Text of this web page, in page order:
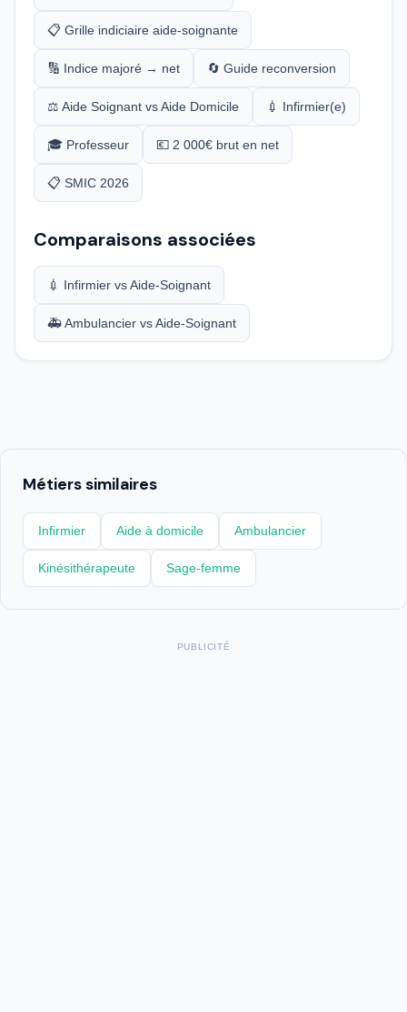
📋 Grille indiciaire aide-soignante
🔢 Indice majoré → net 🔄 Guide reconversion
⚖️ Aide Soignant vs Aide Domicile 💉 Infirmier(e)
🎓 Professeur 💶 2 000€ brut en net
📋 SMIC 2026
Comparaisons associées
💉 Infirmier vs Aide-Soignant
🚑 Ambulancier vs Aide-Soignant
Métiers similaires
Infirmier Aide à domicile Ambulancier
Kinésithérapeute Sage-femme
PUBLICITÉ